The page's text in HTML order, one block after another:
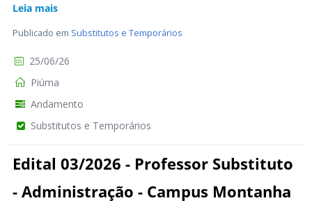
Leia mais
Publicado em Substitutos e Temporários
25/06/26
Piúma
Andamento
Substitutos e Temporários
Edital 03/2026 - Professor Substituto
- Administração - Campus Montanha